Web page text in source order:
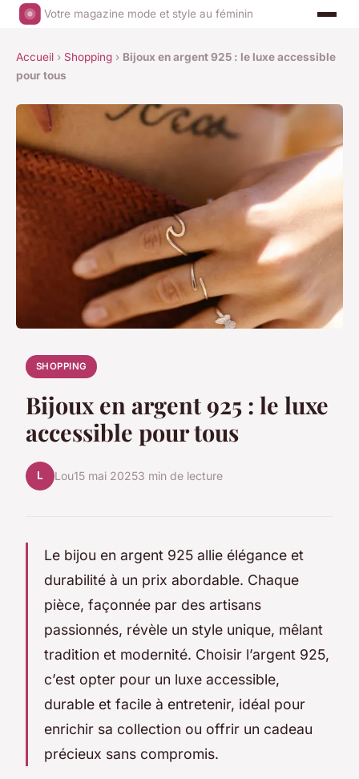
Votre magazine mode et style au féminin
Accueil › Shopping › Bijoux en argent 925 : le luxe accessible
pour tous
SHOPPING
Bijoux en argent 925 : le luxe
accessible pour tous
L Lou15 mai 20253 min de lecture
Le bijou en argent 925 allie élégance et
durabilité à un prix abordable. Chaque
pièce, façonnée par des artisans
passionnés, révèle un style unique, mêlant
tradition et modernité. Choisir l’argent 925,
c’est opter pour un luxe accessible,
durable et facile à entretenir, idéal pour
enrichir sa collection ou offrir un cadeau
précieux sans compromis.